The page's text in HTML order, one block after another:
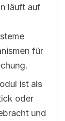
läuft auf
für
ist als
oder
und